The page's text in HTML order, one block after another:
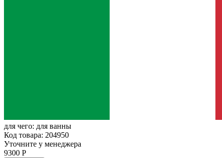
для чего: для ванны
Код товара: 204950
Уточните у менеджера
9300 Р